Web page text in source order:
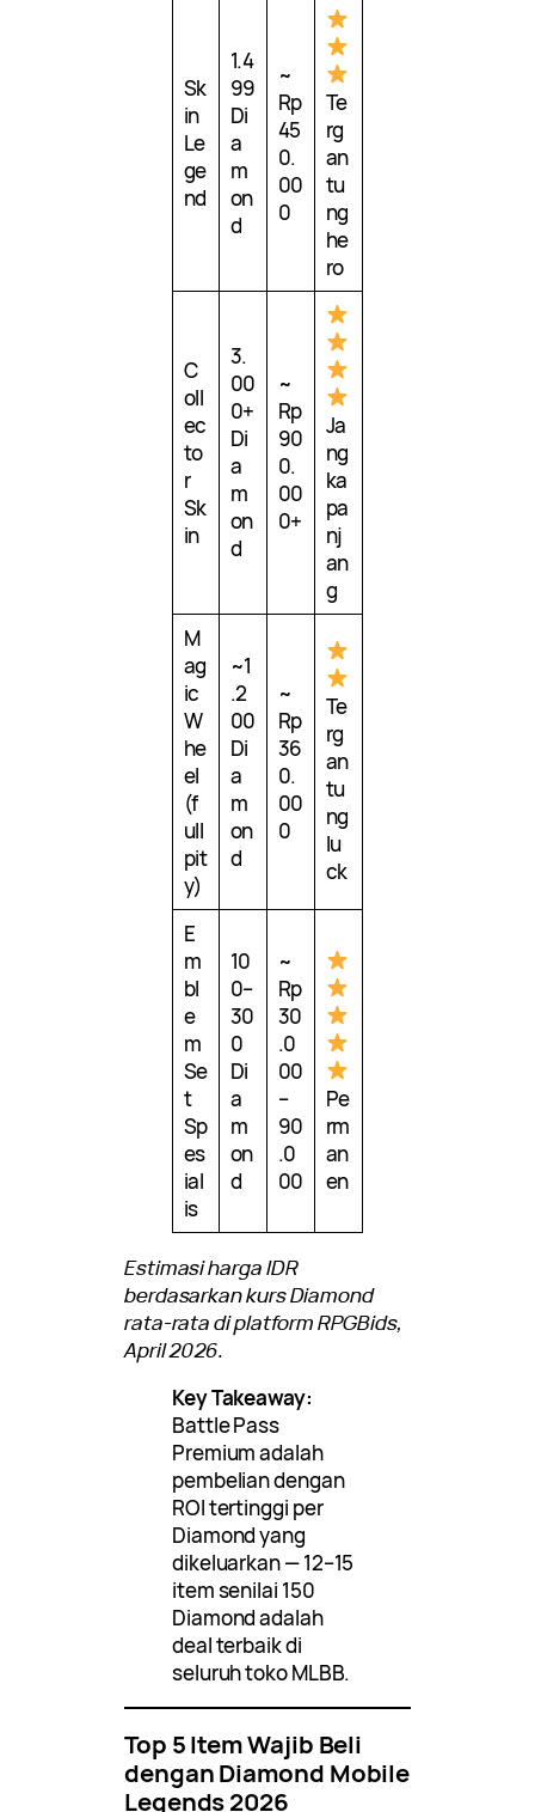
Sk
in
Le
ge
nd
1.4
99
Di
a
m
on
d
~
Rp
45
0.
00
0
Te
rg
an
tu
ng
he
ro
C
oll
ec
to
r
Sk
in
3.
00
0+
Di
a
m
on
d
~
Rp
90
0.
00
0+
Ja
ng
ka
pa
nj
an
g
M
ag
ic
W
he
el
(f
ull
pit
y)
~1
.2
00
Di
a
m
on
d
~
Rp
36
0.
00
0
Te
rg
an
tu
ng
lu
ck
E
m
bl
e
m
Se
t
Sp
es
ial
is
10
0–
30
0
Di
a
m
on
d
~
Rp
30
.0
00
–
90
.0
00
Pe
rm
an
en
Estimasi harga IDR
berdasarkan kurs Diamond
rata-rata di platform RPGBids,
April 2026.
Key Takeaway:
Battle Pass
Premium adalah
pembelian dengan
ROI tertinggi per
Diamond yang
dikeluarkan — 12–15
item senilai 150
Diamond adalah
deal terbaik di
seluruh toko MLBB.
Top 5 Item Wajib Beli
dengan Diamond Mobile
Legends 2026